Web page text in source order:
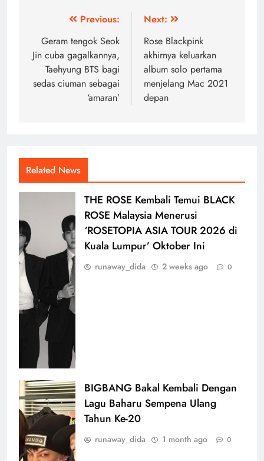
navigation
Previous:
Geram tengok Seok
Jin cuba gagalkannya,
Taehyung BTS bagi
sedas ciuman sebagai
‘amaran’
Next:
Rose Blackpink
akhirnya keluarkan
album solo pertama
menjelang Mac 2021
depan
Related News
THE ROSE Kembali Temui BLACK
ROSE Malaysia Menerusi
‘ROSETOPIA ASIA TOUR 2026 di
Kuala Lumpur’ Oktober Ini
runaway_dida 2 weeks ago 0
BIGBANG Bakal Kembali Dengan
Lagu Baharu Sempena Ulang
Tahun Ke-20
runaway_dida 1 month ago 0